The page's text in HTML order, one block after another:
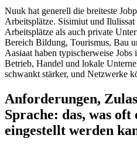
Nuuk hat generell die breiteste
Arbeitsplätze. Sisimiut und
Arbeitsplätze als auch private
Bereich Bildung, Tourismus, Bau
Aasiaat haben typischerweise
Betrieb, Handel und lokale
schwankt stärker, und Netzwerke
Anforderungen,
Sprache: das, was oft
eingestellt werden